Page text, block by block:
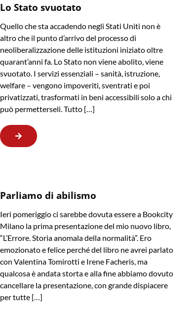
Lo Stato svuotato
Quello che sta accadendo negli Stati Uniti non è
altro che il punto d’arrivo del processo di
neoliberalizzazione delle istituzioni iniziato oltre
quarant’anni fa. Lo Stato non viene abolito, viene
svuotato. I servizi essenziali – sanità, istruzione,
welfare – vengono impoveriti, sventrati e poi
privatizzati, trasformati in beni accessibili solo a chi
può permetterseli. Tutto […]
Parliamo di abilismo
Ieri pomeriggio ci sarebbe dovuta essere a Bookcity
Milano la prima presentazione del mio nuovo libro,
“L’Errore. Storia anomala della normalità”. Ero
emozionato e felice perché del libro ne avrei parlato
con Valentina Tomirotti e Irene Facheris, ma
qualcosa è andata storta e alla fine abbiamo dovuto
cancellare la presentazione, con grande dispiacere
per tutte […]